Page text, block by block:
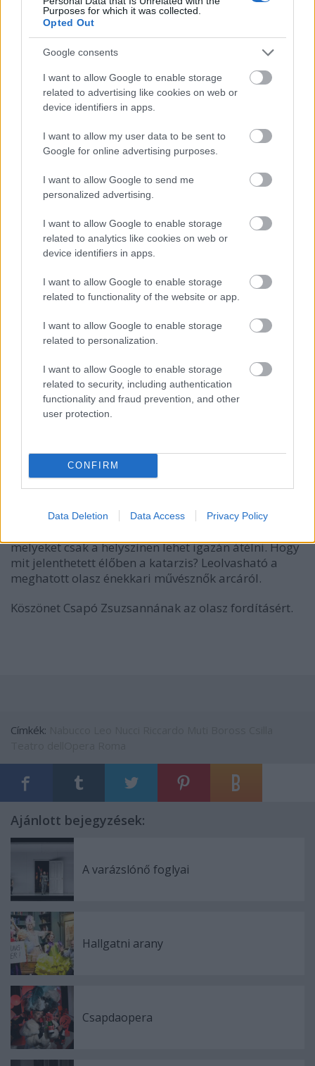
Purposes for which it was collected.
Opted Out
Google consents
I want to allow Google to enable storage
related to advertising like cookies on web or
device identifiers in apps.
I want to allow my user data to be sent to
Google for online advertising purposes.
I want to allow Google to send me
personalized advertising.
I want to allow Google to enable storage
related to analytics like cookies on web or
device identifiers in apps.
I want to allow Google to enable storage
related to functionality of the website or app.
I want to allow Google to enable storage
related to personalization.
I want to allow Google to enable storage
related to security, including authentication
functionality and fraud prevention, and other
user protection.
CONFIRM
Data Deletion Data Access Privacy Policy
karmesteri pulpitusról felelt: „Egyetértek: Viva Italia!
Nem tegnap kezdtem a karrieremet, sokat utazom a
világban. Olaszországban sokszor beszéltem
süketekhez. A kórus csodásan énekelte azt a részt,
amelynek ismétlését most önök kérik tőlem.
Ahogyan a szöveg mondja, „Oh, mia patria 'si bella e
perduta”- azaz, „Ó, szép és elveszett hazám”. Én
akkor arra gondolok, hogy Olaszország a kultúrán
alapszik, és ha a kultúrát kiirtják, lenyesik a
pénzeket, akkor a mi hazánk VALÓBAN szép és
hazafias pillanatban vagyunk, énekeljük el együtt ezt
a csodás kórust!” Majd viccesen hozzátette: „De
közönség az énekkarral együtt önkéntelenül felállva,
mintegy himnuszként elénekelte a Szabadságkórust.
melyeket csak a helyszínen lehet igazán átélni. Hogy
mit jelenthetett élőben a katarzis? Leolvasható a
meghatott olasz énekkari művésznők arcáról.
Köszönet Csapó Zsuzsannának az olasz fordításért.
Címkék:
Ajánlott bejegyzések:
A varázslónő foglyai
Hallgatni arany
Csapdaopera